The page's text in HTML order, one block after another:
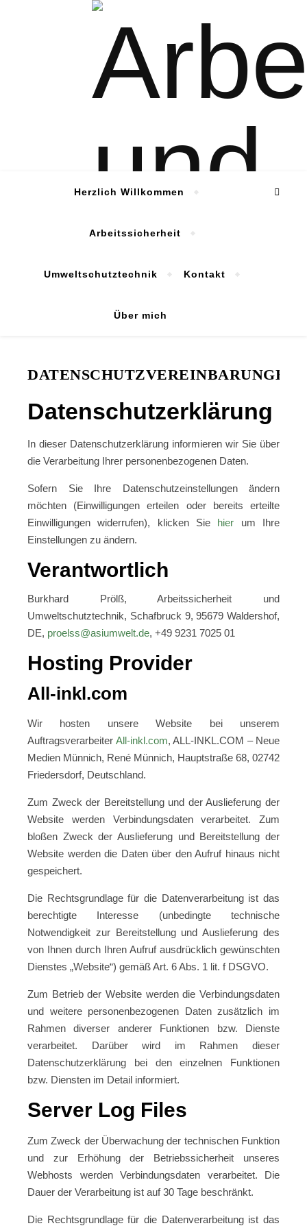
Herzlich Willkommen
Arbeitssicherheit
Umweltschutztechnik Kontakt
Über mich
DATENSCHUTZVEREINBARUNGEN
Datenschutzerklärung
In dieser Datenschutzerklärung informieren wir Sie über
die Verarbeitung Ihrer personenbezogenen Daten.
Sofern Sie Ihre Datenschutzeinstellungen ändern
möchten (Einwilligungen erteilen oder bereits erteilte
Einwilligungen widerrufen), klicken Sie hier um Ihre
Einstellungen zu ändern.
Verantwortlich
Burkhard Prölß, Arbeitssicherheit und
Umweltschutztechnik, Schafbruck 9, 95679 Waldershof,
DE, proelss@asiumwelt.de, +49 9231 7025 01
Hosting Provider
All-inkl.com
Wir hosten unsere Website bei unserem
Auftragsverarbeiter All-inkl.com, ALL-INKL.COM – Neue
Medien Münnich, René Münnich, Hauptstraße 68, 02742
Friedersdorf, Deutschland.
Zum Zweck der Bereitstellung und der Auslieferung der
Website werden Verbindungsdaten verarbeitet. Zum
bloßen Zweck der Auslieferung und Bereitstellung der
Website werden die Daten über den Aufruf hinaus nicht
gespeichert.
Die Rechtsgrundlage für die Datenverarbeitung ist das
berechtigte Interesse (unbedingte technische
Notwendigkeit zur Bereitstellung und Auslieferung des
von Ihnen durch Ihren Aufruf ausdrücklich gewünschten
Dienstes „Website“) gemäß Art. 6 Abs. 1 lit. f DSGVO.
Zum Betrieb der Website werden die Verbindungsdaten
und weitere personenbezogenen Daten zusätzlich im
Rahmen diverser anderer Funktionen bzw. Dienste
verarbeitet. Darüber wird im Rahmen dieser
Datenschutzerklärung bei den einzelnen Funktionen
bzw. Diensten im Detail informiert.
Server Log Files
Zum Zweck der Überwachung der technischen Funktion
und zur Erhöhung der Betriebssicherheit unseres
Webhosts werden Verbindungsdaten verarbeitet. Die
Dauer der Verarbeitung ist auf 30 Tage beschränkt.
Die Rechtsgrundlage für die Datenverarbeitung ist das